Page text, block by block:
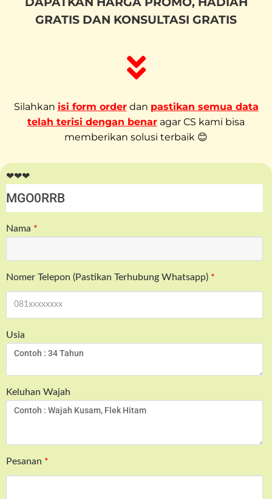
GRATIS DAN KONSULTASI GRATIS
Silahkan isi form order dan pastikan semua data
telah terisi dengan benar agar CS kami bisa
memberikan solusi terbaik 😊
❤❤❤
Nama *
Nomer Telepon (Pastikan Terhubung Whatsapp) *
Usia
Keluhan Wajah
Pesanan *